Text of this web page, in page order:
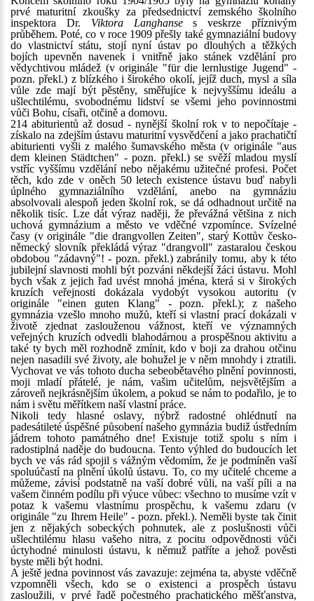
prvé maturitní zkoušky za předsednictví zemského školního
inspektora Dr. Viktora Langhanses veskrze příznivým
průběhem. Poté, co v roce 1909 přešly také gymnaziální budovy
do vlastnictví státu, stojí nyní ústav po dlouhých a těžkých
bojích upevněn navenek i vnitřně jako stánek vzdělání pro
vědychtivou mládež (v originále "für die lernlustige Jugend" -
pozn. překl.) z blízkého i širokého okolí, jejíž duch, mysl a síla
vůle zde mají být pěstěny, směřujíce k nejvyššímu ideálu a
ušlechtilému, svobodnému lidství se všemi jeho povinnostmi
vůči Bohu, císaři, otčině a domovu.
214 abiturientů až dosud - nynější školní rok v to nepočítaje -
získalo na zdejším ústavu maturitní vysvědčení a jako prachatičtí
abiturienti vyšli z malého šumavského města (v originále "aus
dem kleinen Städtchen" - pozn. překl.) se svěží mladou myslí
vstříc vyššímu vzdělání nebo nějakému užitečné profesi. Počet
těch, kdo zde v oněch 50 letech existence ústavu buď nabyli
úplného gymnaziálního vzdělání, anebo na gymnáziu
absolvovali alespoň jeden školní rok, se dá odhadnout určitě na
několik tisíc. Lze dát výraz naději, že převážná většina z nich
uchová gymnázium a město ve vděčné vzpomínce. Svízelné
časy (v originále "die drangvollen Zeiten", starý Kottův česko-
německý slovník překládá výraz "drangvoll" zastaralou českou
obdobou "zádavný"! - pozn. překl.) zabránily tomu, aby k této
jubilejní slavnosti mohli být pozváni někdejší žáci ústavu. Mohl
bych však z jejich řad uvést mnohá jména, která si v širokých
kruzích veřejnosti dokázala vydobýt vysokou autoritu (v
originále "einen guten Klang" - pozn. překl.); z našeho
gymnázia vzešlo mnoho mužů, kteří si vlastní prací dokázali v
životě zjednat zaslouženou vážnost, kteří ve významných
veřejných kruzích odvedli blahodárnou a prospěšnou aktivitu a
také ty bych měl rozhodně zmínit, kdo v boji za drahou otčinu
nejen nasadili své životy, ale bohužel je v něm mnohdy i ztratili.
Vychovat ve vás tohoto ducha sebeobětavého plnění povinnosti,
moji mladí přátelé, je nám, vašim učitelům, nejsvětějším a
zároveň nejkrásnějším úkolem, a pokud se nám to podařilo, je to
nám i světu měřítkem naší vlastní práce.
Nikoli tedy hlasné oslavy, nýbrž radostné ohlédnutí na
padesátileté úspěšné působení našeho gymnázia budiž ústředním
jádrem tohoto památného dne! Existuje totiž spolu s ním i
radostiplná naděje do budoucna. Tento výhled do budoucích let
bych ve vás rád spojil s vážným vědomím, že je podmíněn vaší
spoluúčastí na plnění úkolů ústavu. To, co my učitelé chceme a
můžeme, závisí podstatně na vaší dobré vůli, na vaší píli a na
vašem činném podílu při výuce vůbec: všechno to musíme vzít v
potaz k vašemu vlastnímu prospěchu, k vašemu zdaru (v
originále "zu Ihrem Heile" - pozn. překl.). Neměli byste tak činit
jen z nějakých sobeckých pohnutek, ale z poslušnosti vůči
ušlechtilému hlasu vašeho nitra, z pocitu odpovědnosti vůči
úctyhodné minulosti ústavu, k němuž patříte a jehož pověsti
byste měli být hodni.
A ještě jedna povinnost vás zavazuje: zejména ta, abyste vděčně
vzpomněli všech, kdo se o existenci a prospěch ústavu
zasloužili, v prvé řadě počestného prachatického měšťanstva,